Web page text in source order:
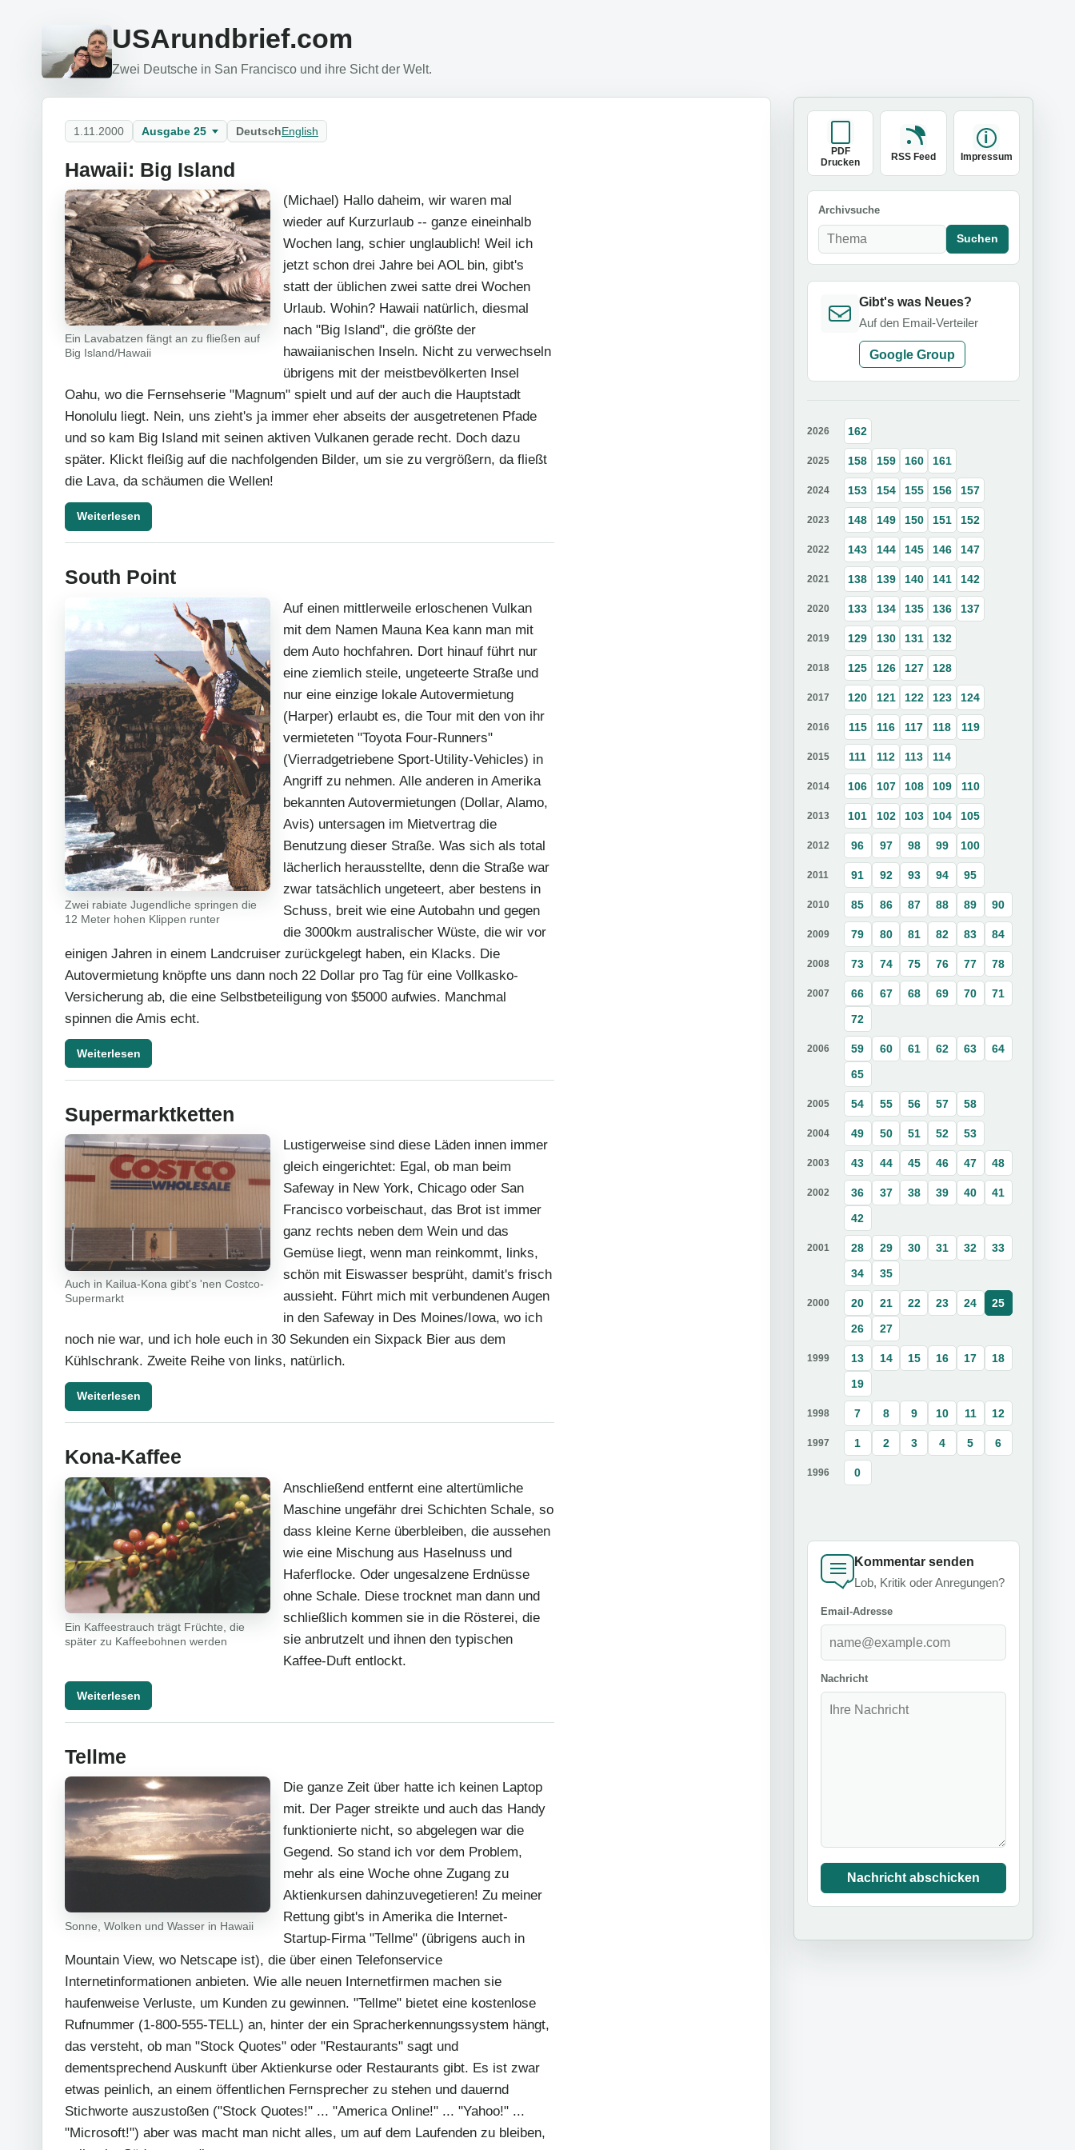
USArundbrief.com
Zwei Deutsche in San Francisco und ihre Sicht der Welt.
1.11.2000 Ausgabe 25 DeutschEnglish
Hawaii: Big Island
Ein Lavabatzen fängt an zu fließen auf
Big Island/Hawaii
(Michael) Hallo daheim, wir waren mal
wieder auf Kurzurlaub -- ganze eineinhalb
Wochen lang, schier unglaublich! Weil ich
jetzt schon drei Jahre bei AOL bin, gibt's
statt der üblichen zwei satte drei Wochen
Urlaub. Wohin? Hawaii natürlich, diesmal
nach "Big Island", die größte der
hawaiianischen Inseln. Nicht zu verwechseln
übrigens mit der meistbevölkerten Insel
Oahu, wo die Fernsehserie "Magnum" spielt und auf der auch die Hauptstadt
Honolulu liegt. Nein, uns zieht's ja immer eher abseits der ausgetretenen Pfade
und so kam Big Island mit seinen aktiven Vulkanen gerade recht. Doch dazu
später. Klickt fleißig auf die nachfolgenden Bilder, um sie zu vergrößern, da fließt
die Lava, da schäumen die Wellen!
Weiterlesen
South Point
Zwei rabiate Jugendliche springen die
12 Meter hohen Klippen runter
Auf einen mittlerweile erloschenen Vulkan
mit dem Namen Mauna Kea kann man mit
dem Auto hochfahren. Dort hinauf führt nur
eine ziemlich steile, ungeteerte Straße und
nur eine einzige lokale Autovermietung
(Harper) erlaubt es, die Tour mit den von ihr
vermieteten "Toyota Four-Runners"
(Vierradgetriebene Sport-Utility-Vehicles) in
Angriff zu nehmen. Alle anderen in Amerika
bekannten Autovermietungen (Dollar, Alamo,
Avis) untersagen im Mietvertrag die
Benutzung dieser Straße. Was sich als total
lächerlich herausstellte, denn die Straße war
zwar tatsächlich ungeteert, aber bestens in
Schuss, breit wie eine Autobahn und gegen
die 3000km australischer Wüste, die wir vor
einigen Jahren in einem Landcruiser zurückgelegt haben, ein Klacks. Die
Autovermietung knöpfte uns dann noch 22 Dollar pro Tag für eine Vollkasko-
Versicherung ab, die eine Selbstbeteiligung von $5000 aufwies. Manchmal
spinnen die Amis echt.
Weiterlesen
Supermarktketten
Auch in Kailua-Kona gibt's 'nen Costco-
Supermarkt
Lustigerweise sind diese Läden innen immer
gleich eingerichtet: Egal, ob man beim
Safeway in New York, Chicago oder San
Francisco vorbeischaut, das Brot ist immer
ganz rechts neben dem Wein und das
Gemüse liegt, wenn man reinkommt, links,
schön mit Eiswasser besprüht, damit's frisch
aussieht. Führt mich mit verbundenen Augen
in den Safeway in Des Moines/Iowa, wo ich
noch nie war, und ich hole euch in 30 Sekunden ein Sixpack Bier aus dem
Kühlschrank. Zweite Reihe von links, natürlich.
Weiterlesen
Kona-Kaffee
Ein Kaffeestrauch trägt Früchte, die
später zu Kaffeebohnen werden
Anschließend entfernt eine altertümliche
Maschine ungefähr drei Schichten Schale, so
dass kleine Kerne überbleiben, die aussehen
wie eine Mischung aus Haselnuss und
Haferflocke. Oder ungesalzene Erdnüsse
ohne Schale. Diese trocknet man dann und
schließlich kommen sie in die Rösterei, die
sie anbrutzelt und ihnen den typischen
Kaffee-Duft entlockt.
Weiterlesen
Tellme
Sonne, Wolken und Wasser in Hawaii
Die ganze Zeit über hatte ich keinen Laptop
mit. Der Pager streikte und auch das Handy
funktionierte nicht, so abgelegen war die
Gegend. So stand ich vor dem Problem,
mehr als eine Woche ohne Zugang zu
Aktienkursen dahinzuvegetieren! Zu meiner
Rettung gibt's in Amerika die Internet-
Startup-Firma "Tellme" (übrigens auch in
Mountain View, wo Netscape ist), die über einen Telefonservice
Internetinformationen anbieten. Wie alle neuen Internetfirmen machen sie
haufenweise Verluste, um Kunden zu gewinnen. "Tellme" bietet eine kostenlose
Rufnummer (1-800-555-TELL) an, hinter der ein Spracherkennungssystem hängt,
das versteht, ob man "Stock Quotes" oder "Restaurants" sagt und
dementsprechend Auskunft über Aktienkurse oder Restaurants gibt. Es ist zwar
etwas peinlich, an einem öffentlichen Fernsprecher zu stehen und dauernd
Stichworte auszustoßen ("Stock Quotes!" ... "America Online!" ... "Yahoo!" ...
"Microsoft!") aber was macht man nicht alles, um auf dem Laufenden zu bleiben,
PDF
Drucken
RSS Feed Impressum
Archivsuche
Suchen
Gibt's was Neues?
Auf den Email-Verteiler
Google Group
2026 162
2025 158 159 160 161
2024 153 154 155 156 157
2023 148 149 150 151 152
2022 143 144 145 146 147
2021 138 139 140 141 142
2020 133 134 135 136 137
2019 129 130 131 132
2018 125 126 127 128
2017 120 121 122 123 124
2016 115 116 117 118 119
2015 111 112 113 114
2014 106 107 108 109 110
2013 101 102 103 104 105
2012 96 97 98 99 100
2011 91 92 93 94 95
2010 85 86 87 88 89 90
2009 79 80 81 82 83 84
2008 73 74 75 76 77 78
2007 66 67 68 69 70
71
72
2006 59 60 61 62 63
64
65
2005 54 55 56 57 58
2004 49 50 51 52 53
2003 43 44 45 46 47 48
2002 36 37 38 39 40
41
42
2001 28 29 30 31 32
33
34
35
2000 20 21 22 23 24
25
26
27
1999 13 14 15 16 17
18
19
1998 7 8 9 10 11 12
1997 1 2 3 4 5 6
1996 0
Kommentar senden
Lob, Kritik oder Anregungen?
Email-Adresse
Nachricht
Nachricht abschicken